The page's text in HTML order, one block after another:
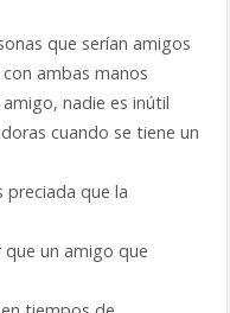
que serían amigos
ambas manos
nadie es inútil
cuando se tiene un
preciada que la
un amigo que